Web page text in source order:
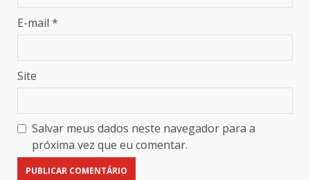
E-mail *
Site
Salvar meus dados neste navegador para a
próxima vez que eu comentar.